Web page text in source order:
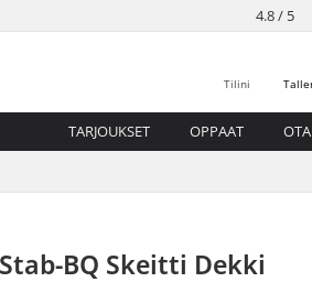
4.8 / 5
Tilini
TARJOUKSET OPPAAT
BQ Skeitti Dekki